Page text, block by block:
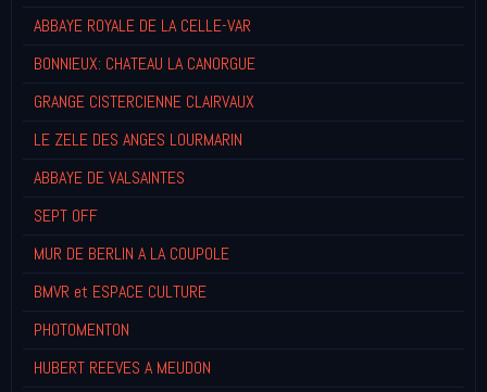
ABBAYE ROYALE DE LA CELLE-VAR
BONNIEUX: CHATEAU LA CANORGUE
GRANGE CISTERCIENNE CLAIRVAUX
LE ZELE DES ANGES LOURMARIN
ABBAYE DE VALSAINTES
SEPT OFF
MUR DE BERLIN A LA COUPOLE
BMVR et ESPACE CULTURE
PHOTOMENTON
HUBERT REEVES A MEUDON